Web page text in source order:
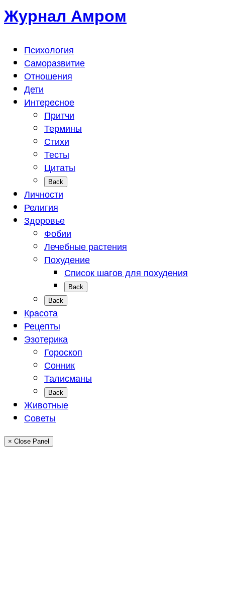
Журнал Амром
Психология
Саморазвитие
Отношения
Дети
Интересное
Притчи
Термины
Стихи
Тесты
Цитаты
Back
Личности
Религия
Здоровье
Фобии
Лечебные растения
Похудение
Список шагов для похудения
Back
Back
Красота
Рецепты
Эзотерика
Гороскоп
Сонник
Талисманы
Back
Животные
Советы
× Close Panel